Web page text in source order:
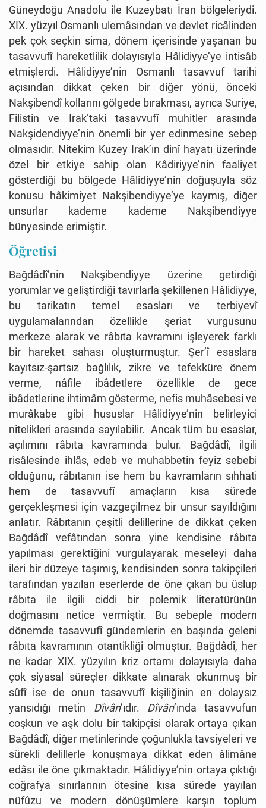
Güneydoğu Anadolu ile Kuzeybatı İran bölgeleriydi.
XIX. yüzyıl Osmanlı ulemâsından ve devlet ricâlinden
pek çok seçkin sima, dönem içerisinde yaşanan bu
tasavvufî hareketlilik dolayısıyla Hâlidiyye’ye intisâb
etmişlerdi. Hâlidiyye’nin Osmanlı tasavvuf tarihi
açısından dikkat çeken bir diğer yönü, önceki
Nakşibendî kollarını gölgede bırakması, ayrıca Suriye,
Filistin ve Irak’taki tasavvufî muhitler arasında
Nakşidendiyye’nin önemli bir yer edinmesine sebep
olmasıdır. Nitekim Kuzey Irak’ın dinî hayatı üzerinde
özel bir etkiye sahip olan Kâdiriyye’nin faaliyet
gösterdiği bu bölgede Hâlidiyye’nin doğuşuyla söz
konusu hâkimiyet Nakşibendiyye’ye kaymış, diğer
unsurlar kademe kademe Nakşibendiyye
bünyesinde erimiştir.
Öğretisi
Bağdâdî’nin Nakşibendiyye üzerine getirdiği
yorumlar ve geliştirdiği tavırlarla şekillenen Hâlidiyye,
bu tarikatın temel esasları ve terbiyevî
uygulamalarından özellikle şeriat vurgusunu
merkeze alarak ve râbıta kavramını işleyerek farklı
bir hareket sahası oluşturmuştur. Şer’î esaslara
kayıtsız-şartsız bağlılık, zikre ve tefekküre önem
verme, nâfile ibâdetlere özellikle de gece
ibâdetlerine ihtimâm gösterme, nefis muhâsebesi ve
murâkabe gibi hususlar Hâlidiyye’nin belirleyici
nitelikleri arasında sayılabilir. Ancak tüm bu esaslar,
açılımını râbıta kavramında bulur. Bağdâdî, ilgili
risâlesinde ihlâs, edeb ve muhabbetin feyiz sebebi
olduğunu, râbıtanın ise hem bu kavramların sıhhati
hem de tasavvufî amaçların kısa sürede
gerçekleşmesi için vazgeçilmez bir unsur sayıldığını
anlatır. Râbıtanın çeşitli delillerine de dikkat çeken
Bağdâdî vefâtından sonra yine kendisine râbıta
yapılması gerektiğini vurgulayarak meseleyi daha
ileri bir düzeye taşımış, kendisinden sonra takipçileri
tarafından yazılan eserlerde de öne çıkan bu üslup
râbıta ile ilgili ciddi bir polemik literatürünün
doğmasını netice vermiştir. Bu sebeple modern
dönemde tasavvufî gündemlerin en başında geleni
râbıta kavramının otantikliği olmuştur. Bağdâdî, her
ne kadar XIX. yüzyılın kriz ortamı dolayısıyla daha
çok siyasal süreçler dikkate alınarak okunmuş bir
sûfî ise de onun tasavvufî kişiliğinin en dolaysız
yansıdığı metin Dîvân’ıdır. Dîvân’ında tasavvufun
coşkun ve aşk dolu bir takipçisi olarak ortaya çıkan
Bağdâdî, diğer metinlerinde çoğunlukla tavsiyeleri ve
sürekli delillerle konuşmaya dikkat eden âlimâne
edâsı ile öne çıkmaktadır. Hâlidiyye’nin ortaya çıktığı
coğrafya sınırlarının ötesine kısa sürede yayılan
nüfûzu ve modern dönüşümlere karşın toplum